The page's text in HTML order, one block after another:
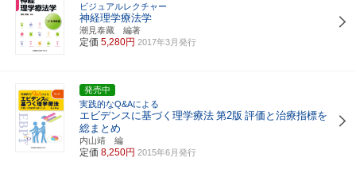
ビジュアルレクチャー
神経理学療法学
潮見泰藏 編著
定価 5,280円 2017年3月発行
発売中
実践的なQ&Aによる
エビデンスに基づく理学療法 第2版 評価と治療指標を
総まとめ
内山靖 編
定価 8,250円 2015年6月発行